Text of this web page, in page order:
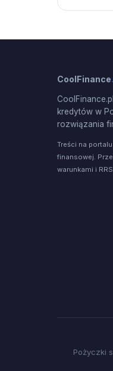
CoolFinance
kredytów w
rozwiązania
Treści na
finansowej.
warunkami i
Pożyczki